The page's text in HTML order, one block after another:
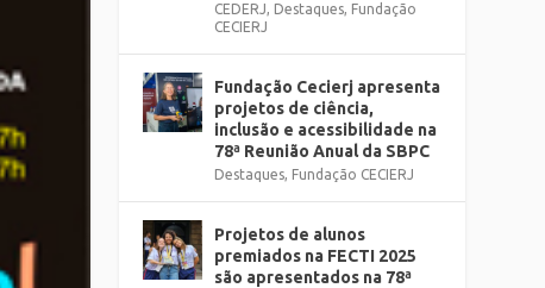
CEDERJ, Destaques, Fundação
CECIERJ
Fundação Cecierj apresenta
projetos de ciência,
inclusão e acessibilidade na
78ª Reunião Anual da SBPC
Destaques, Fundação CECIERJ
Projetos de alunos
premiados na FECTI 2025
são apresentados na 78ª